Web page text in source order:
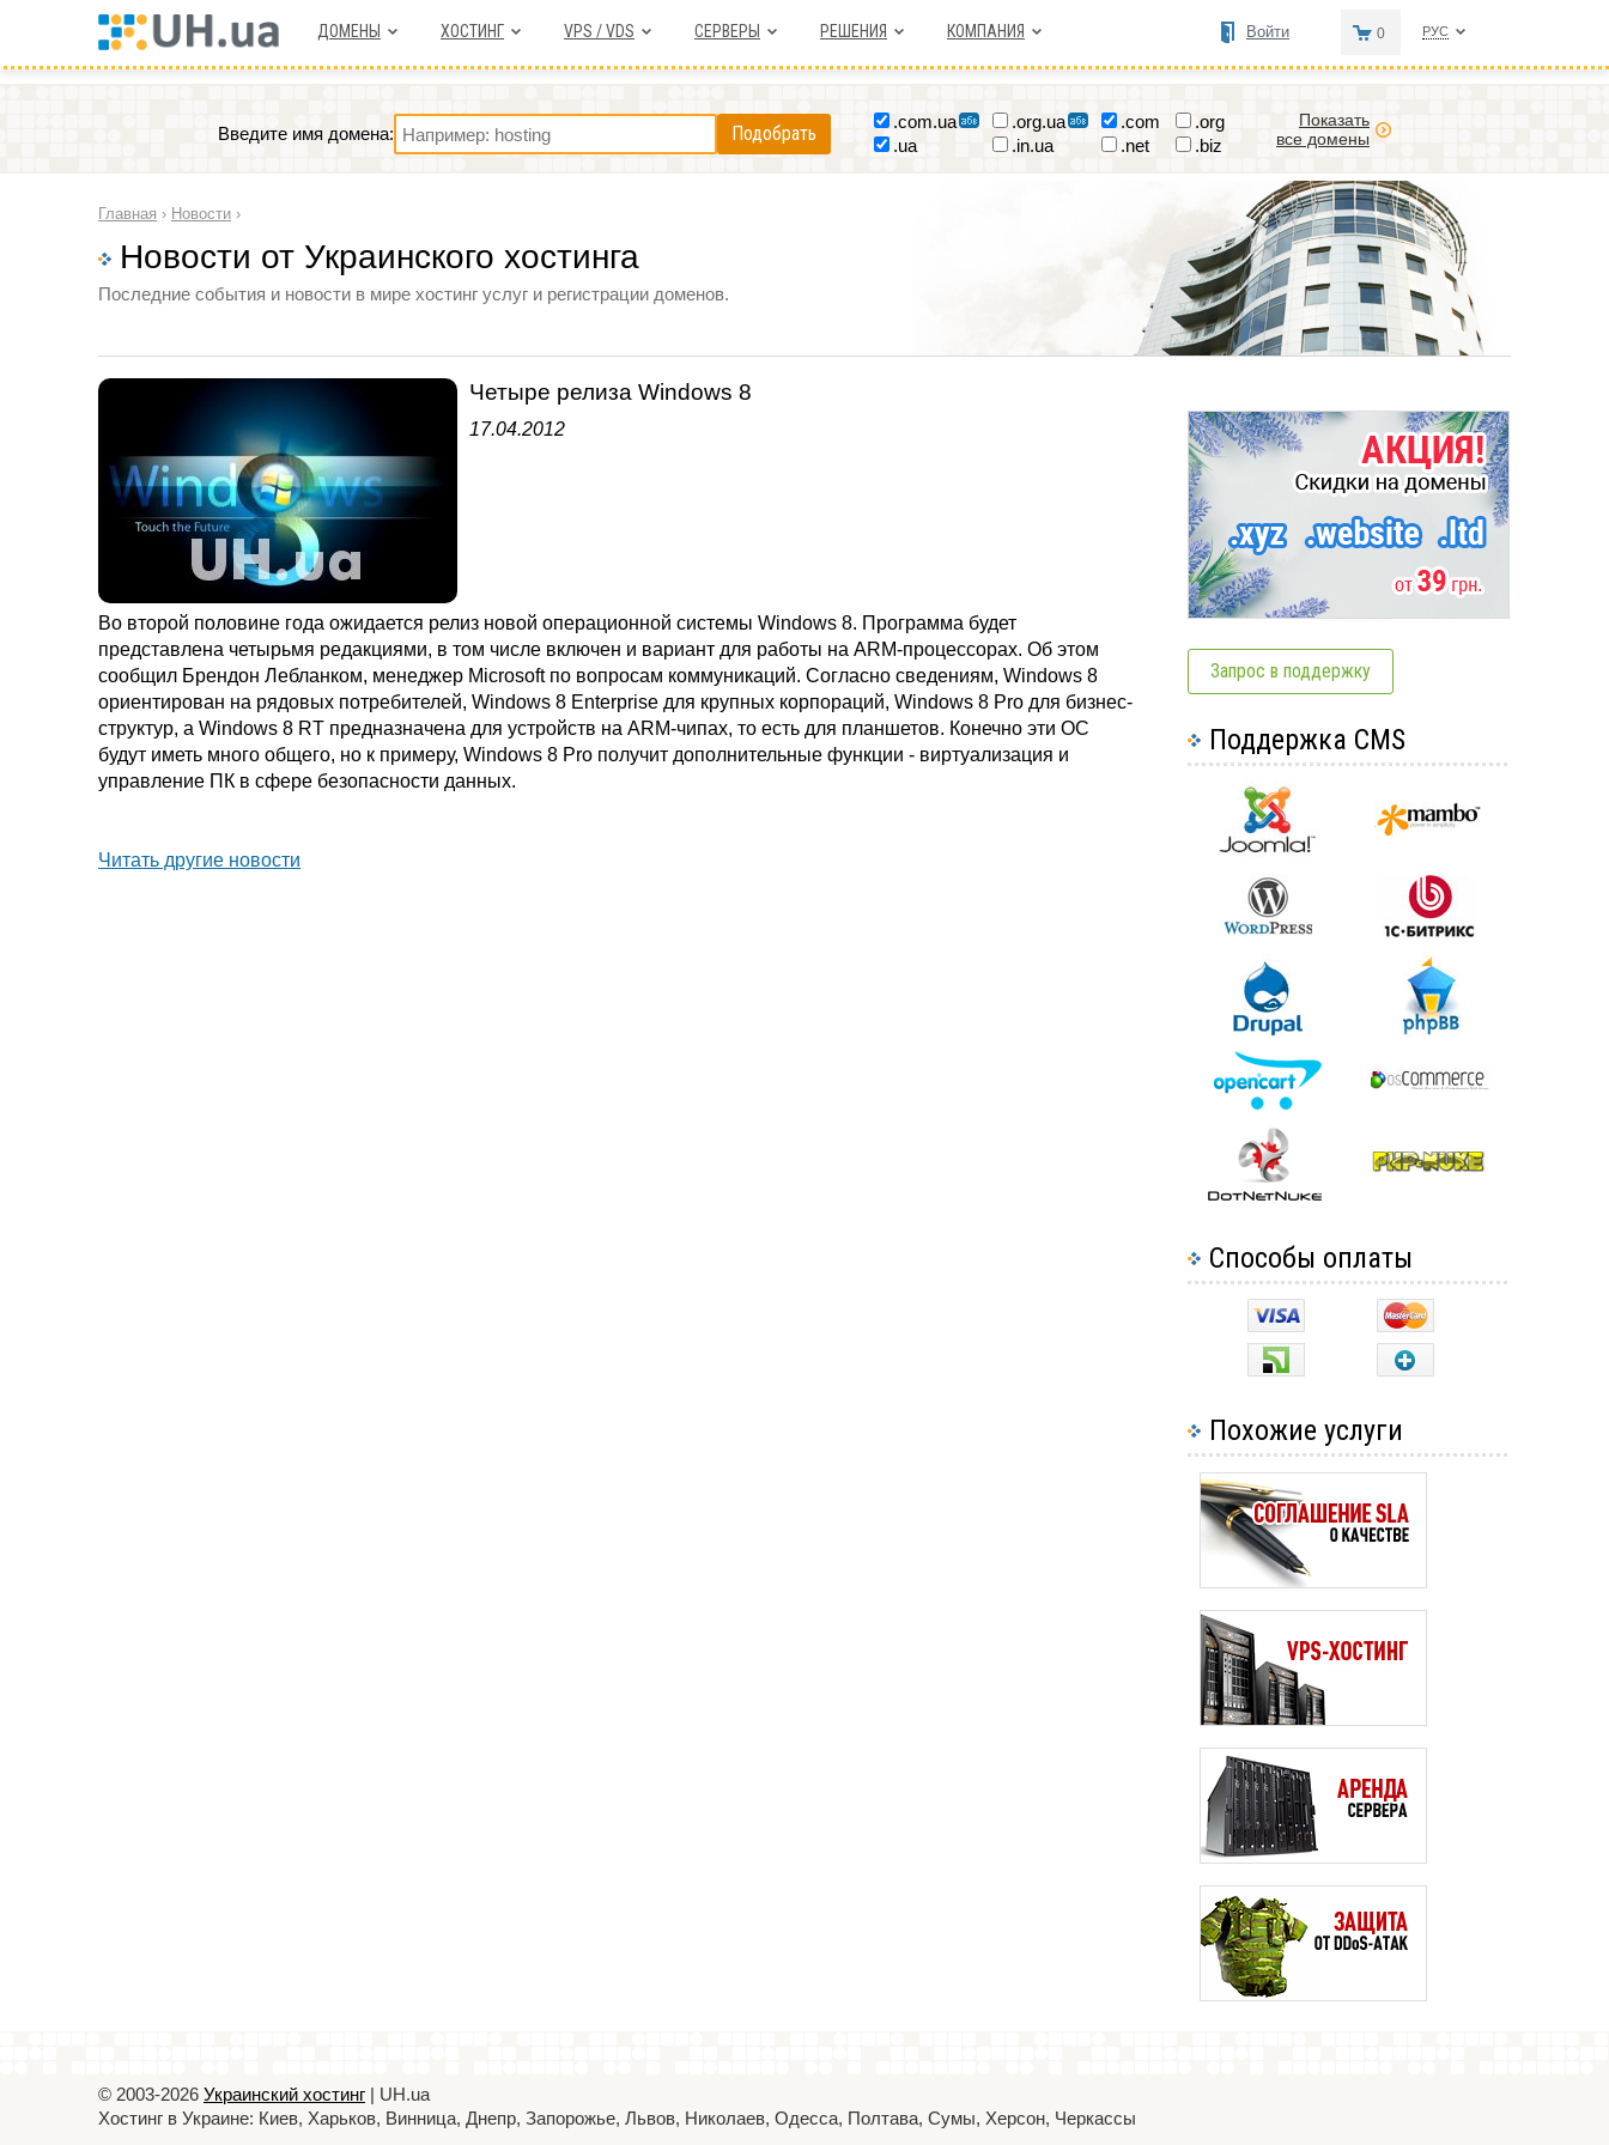
ДОМЕНЫ ХОСТИНГ VPS / VDS СЕРВЕРЫ РЕШЕНИЯ КОМПАНИЯ РУС
0
Войти
Введите имя домена: Подобрать
.com.ua .org.ua .com
.org
.ua
.in.ua .net .biz
Показать
все домены
Главная › Новости ›
Новости от Украинского хостинга
Последние события и новости в мире хостинг услуг и регистрации доменов.
Четыре релиза Windows 8
17.04.2012
Во второй половине года ожидается релиз новой операционной системы Windows 8. Программа будет
представлена четырьмя редакциями, в том числе включен и вариант для работы на ARM-процессорах. Об этом
сообщил Брендон Лебланком, менеджер Microsoft по вопросам коммуникаций. Согласно сведениям, Windows 8
ориентирован на рядовых потребителей, Windows 8 Enterprise для крупных корпораций, Windows 8 Pro для бизнес-
структур, а Windows 8 RT предназначена для устройств на ARM-чипах, то есть для планшетов. Конечно эти ОС
будут иметь много общего, но к примеру, Windows 8 Pro получит дополнительные функции - виртуализация и
управление ПК в сфере безопасности данных.
Читать другие новости
Запрос в поддержку
Поддержка CMS
Способы оплаты
Похожие услуги
© 2003-2026 Украинский хостинг | UH.ua
Хостинг в Украине: Киев, Харьков, Винница, Днепр, Запорожье, Львов, Николаев, Одесса, Полтава, Сумы, Херсон, Черкассы